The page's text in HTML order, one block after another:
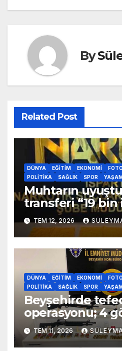
By
Related Post
DÜNYA EĞITIM EKONOMI
POLITIKA
SAĞLIK SPOR
Muhtarın
transferi “19
uyuşturucu ele
TEM 12, 2026
DÜNYA EĞITIM EKONOMI
POLITIKA
SAĞLIK SPOR YAŞAM
Beyşehirde
operasyonu; 4
TEM 11, 2026